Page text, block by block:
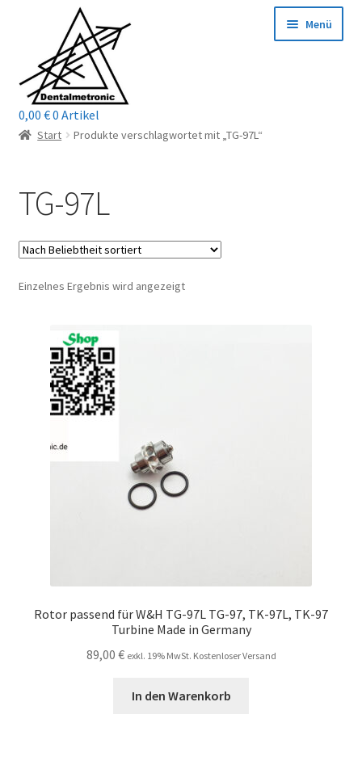
Navigation
springen
springen
Menü
Home
Mein Konto / Login
Kontakt
Reparaturservice
Wichtige Infos
Unsere Firma
0,00 €0 Artikel
Start Produkte verschlagwortet mit „TG-97L“
TG-97L
Einzelnes Ergebnis wird angezeigt
Rotor passend für W&H TG-97L TG-97, TK-97L, TK-97
Turbine Made in Germany
89,00 € exkl. 19% MwSt. Kostenloser Versand
In den Warenkorb